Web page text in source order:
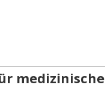
medizinische